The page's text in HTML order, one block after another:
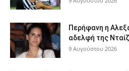
Περήφανη η
αδελφή της
9 Αυγούστου 2026